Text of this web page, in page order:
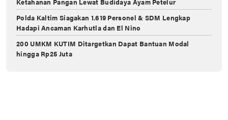
Polda Kaltim Siagakan 1.619 Personel & SDM Lengkap
Hadapi Ancaman Karhutla dan El Nino
200 UMKM KUTIM Ditargetkan Dapat Bantuan Modal
hingga Rp25 Juta